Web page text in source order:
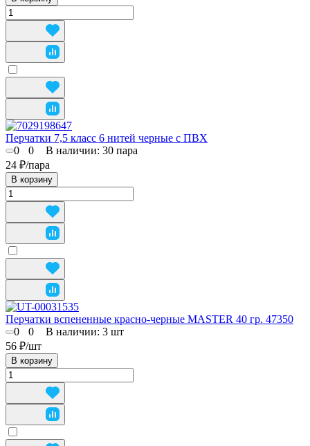
Перчатки 7,5 класс 6 нитей черные с ПВХ
0
0 В наличии: 30 пара
24 ₽/пара
В корзину
Перчатки вспененные красно-черные MASTER 40 гр. 47350
0
0 В наличии: 3 шт
56 ₽/шт
В корзину